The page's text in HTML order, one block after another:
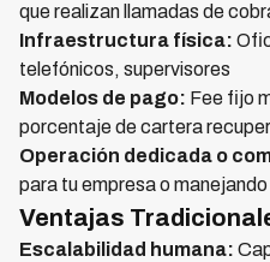
que realizan llamadas de
Infraestructura física:
telefónicos, supervisores
Modelos de pago: Fee fijo
porcentaje de cartera
Operación dedicada o
para tu empresa o
Ventajas
Escalabilidad humana: